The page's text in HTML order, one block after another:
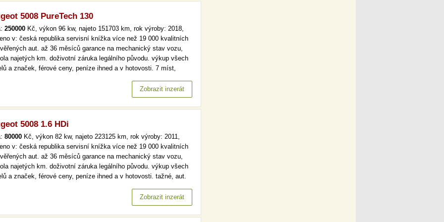
5008 PureTech 130
250000 Kč, výkon 96 kw, najeto 151703 km, rok výroby: 2018,
v: česká republika servisní knížka více než 19 000 kvalitních
aut. až 36 měsíců garance na mechanický stav vozu,
najetých km. doživotní záruka legálního původu. výkup všech
a značek, férové ceny, peníze ihned a v hotovosti. 7 míst,
měsíců garance na mechanický stav vozu, kontrola…Zobrazit inzerát
5008 1.6 HDi
80000 Kč, výkon 82 kw, najeto 223125 km, rok výroby: 2011,
v: česká republika servisní knížka více než 19 000 kvalitních
aut. až 36 měsíců garance na mechanický stav vozu,
najetých km. doživotní záruka legálního původu. výkup všech
a značek, férové ceny, peníze ihned a v hotovosti. tažné, aut.
garance na mechanický stav vozu, kontrola…Zobrazit inzerát